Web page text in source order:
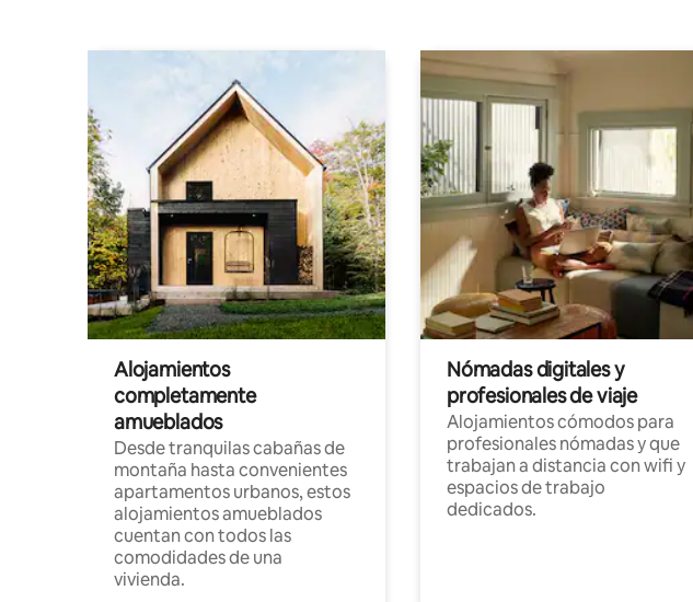
Alojamientos
completamente
amueblados
Desde tranquilas cabañas de
montaña hasta convenientes
apartamentos urbanos, estos
alojamientos amueblados
cuentan con todos las
comodidades de una
vivienda.
Nómadas digitales y
profesionales de viaje
Alojamientos cómodos para
profesionales nómadas y que
trabajan a distancia con wifi y
espacios de trabajo
dedicados.